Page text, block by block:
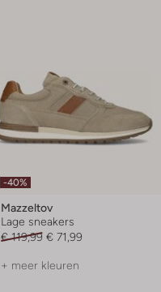
-40%
Mazzeltov
Lage sneakers
€ 119,99 € 71,99
+ meer kleuren